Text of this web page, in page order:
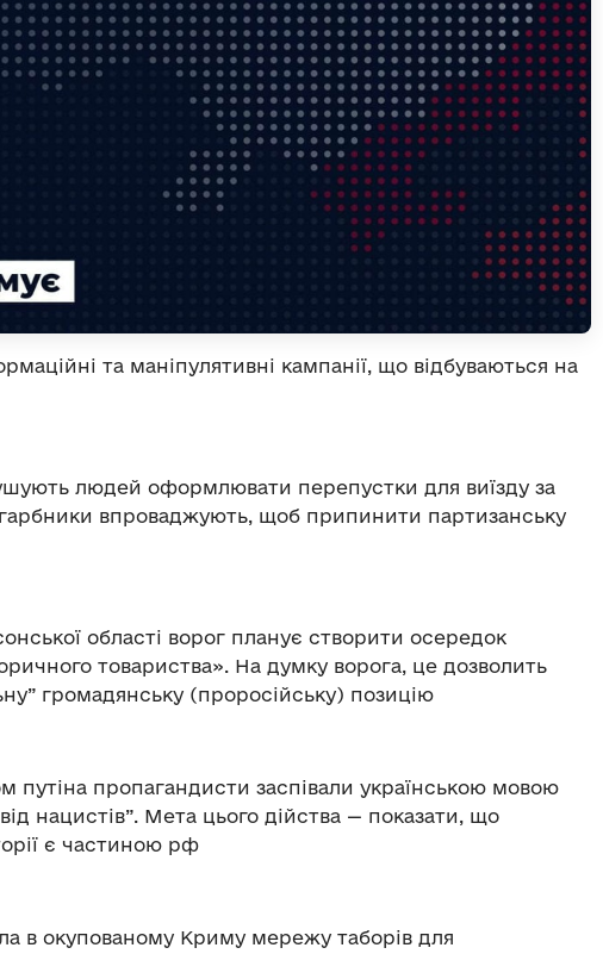
та маніпулятивні кампанії, що відбуваються на
людей оформлювати перепустки для виїзду за
впроваджують, щоб припинити партизанську
області ворог планує створити осередок
товариства». На думку ворога, це дозволить
громадянську (проросійську) позицію
пропагандисти заспівали українською мовою
нацистів”. Мета цього дійства — показати, що
є частиною рф
в окупованому Криму мережу таборів для